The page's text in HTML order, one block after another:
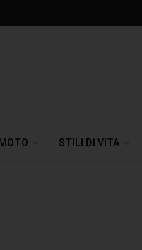
MOTO STILI DI VITA